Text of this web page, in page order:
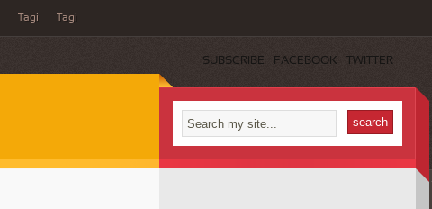
Tagi Tagi
SUBSCRIBE FACEBOOK TWITTER